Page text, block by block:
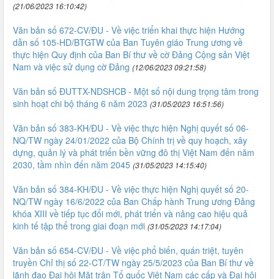
(21/06/2023 16:10:42)
Văn bản số 672-CV/ĐU - Về việc triển khai thực hiện Hướng
dẫn số 105-HD/BTGTW của Ban Tuyên giáo Trung ương về
thực hiện Quy định của Ban Bí thư về cờ Đảng Cộng sản Việt
Nam và việc sử dụng cờ Đảng (12/06/2023 09:21:58)
Văn bản số ĐUTTX-NDSHCB - Một số nội dung trọng tâm trong
sinh hoạt chi bộ tháng 6 năm 2023 (31/05/2023 16:51:56)
Văn bản số 383-KH/ĐU - Về việc thực hiện Nghị quyết số 06-
NQ/TW ngày 24/01/2022 của Bộ Chính trị về quy hoạch, xây
dựng, quản lý và phát triển bền vững đô thị Việt Nam đến năm
2030, tầm nhìn đến năm 2045 (31/05/2023 14:15:40)
Văn bản số 384-KH/ĐU - Về việc thực hiện Nghị quyết số 20-
NQ/TW ngày 16/6/2022 của Ban Chấp hành Trung ương Đảng
khóa XIII về tiếp tục đổi mới, phát triển và nâng cao hiệu quả
kinh tế tập thể trong giai đoạn mới (31/05/2023 14:17:04)
Văn bản số 654-CV/ĐU - Về việc phổ biến, quán triệt, tuyên
truyền Chỉ thị số 22-CT/TW ngày 25/5/2023 của Ban Bí thư về
lãnh đạo Đại hội Mặt trận Tổ quốc Việt Nam các cấp và Đại hội